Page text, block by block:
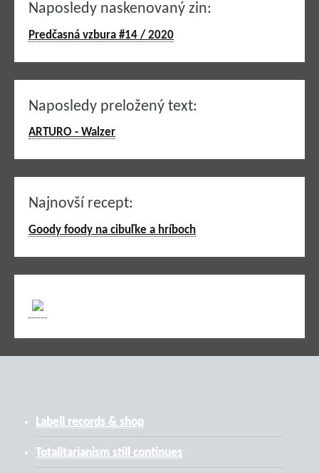
Naposledy naskenovaný zin:
Predčasná vzbura #14 / 2020
Naposledy preložený text:
ARTURO - Walzer
Najnovší recept:
Goody foody na cibuľke a hríboch
Labell records & shop
Totalitarianism still continues